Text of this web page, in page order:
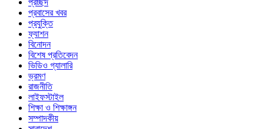
প্রচ্ছদ
প্রবাসের খবর
প্রযুক্তি
ফ্যাশন
বিনোদন
বিশেষ প্রতিবেদন
ভিডিও গ্যালারি
ভ্রমণ
রাজনীতি
লাইফস্টাইল
শিক্ষা ও শিক্ষাঙ্গন
সম্পাদকীয়